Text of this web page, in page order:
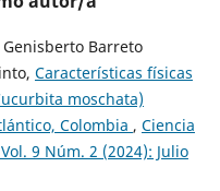
Barreto
Características físicas
moschata)
Colombia , Ciencia
9 Núm. 2 (2024): Julio